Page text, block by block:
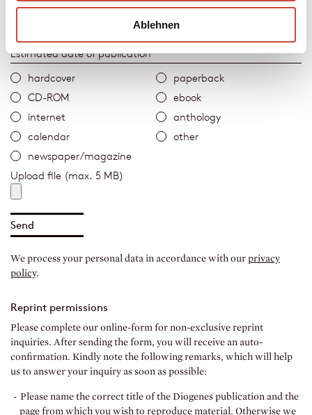
Ablehnen
hardcover
paperback
CD-ROM
ebook
internet
anthology
calendar
other
newspaper/magazine
Upload file (max. 5 MB)
We process your personal data in accordance with our privacy
policy.
Reprint permissions
Please complete our online-form for non-exclusive reprint
inquiries. After sending the form, you will receive an auto-
confirmation. Kindly note the following remarks, which will help
us to answer your inquiry as soon as possible:
Please name the correct title of the Diogenes publication and the
page from which you wish to reproduce material. Otherwise we